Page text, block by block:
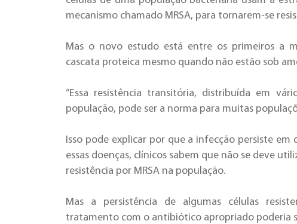
mecanismo chamado MRSA, para tornarem-se
Mas o novo estudo está entre os primeiros a
cascata proteica mesmo quando não estão sob
“Essa resistência transitória, distribuída em
população, pode ser a norma para muitas
Isso pode explicar por que a infecção persiste em
essas doenças, clínicos sabem que não se deve
resistência por MRSA na população.
Mas a persistência de algumas células
tratamento com o antibiótico apropriado poderia